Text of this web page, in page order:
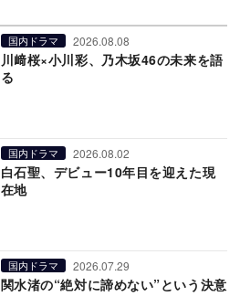
国内ドラマ 2026.08.08
川﨑桜×小川彩、乃木坂46の未来を語
る
国内ドラマ 2026.08.02
白石聖、デビュー10年目を迎えた現
在地
国内ドラマ 2026.07.29
関水渚の“絶対に諦めない”という決意